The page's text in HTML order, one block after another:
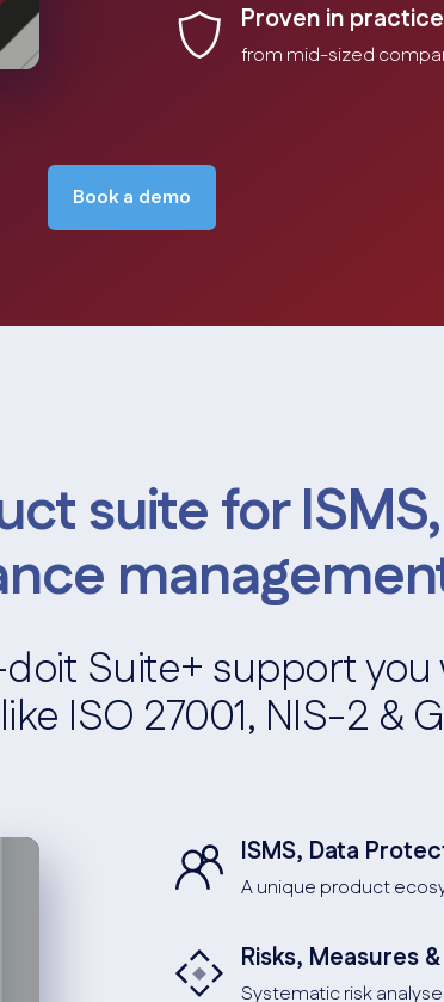
Proven in practice
from mid-sized
Book a demo
suite for
Suite+ support
ISO 27001, NIS-2 &
ISMS, Data
A unique product
Risks, Measures
Systematic risk